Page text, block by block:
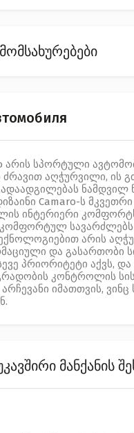
არის სპორტული
აღჭურვილი, ის
ნამდვილ
Camaro-ს
ინტერიერი
სავარძლებს
არის
და გასართობი
პრიორიტეტი აქვს,
კონტროლის
იმათთვის,
მანქანის